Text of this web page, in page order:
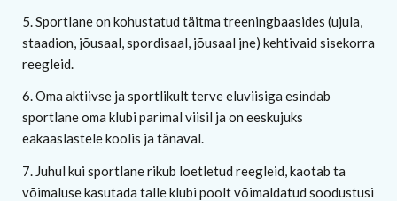
5. Sportlane on kohustatud täitma treeningbaasides (ujula,
staadion, jõusaal, spordisaal, jõusaal jne) kehtivaid sisekorra
reegleid.
6. Oma aktiivse ja sportlikult terve eluviisiga esindab
sportlane oma klubi parimal viisil ja on eeskujuks
eakaaslastele koolis ja tänaval.
7. Juhul kui sportlane rikub loetletud reegleid, kaotab ta
võimaluse kasutada talle klubi poolt võimaldatud soodustusi